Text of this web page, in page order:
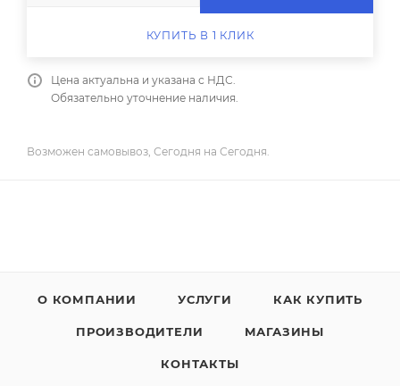
КУПИТЬ В 1 КЛИК
Цена актуальна и указана с НДС.
Обязательно уточнение наличия.
Возможен самовывоз, Сегодня на Сегодня.
О КОМПАНИИ УСЛУГИ КАК КУПИТЬ
ПРОИЗВОДИТЕЛИ МАГАЗИНЫ
КОНТАКТЫ